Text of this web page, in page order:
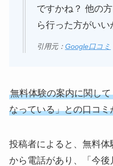
ですかね？ 他の
ら行った方がいい
引用元： Google口コミ
無料体験の案内に関し
なっている」との口コ
投稿者によると、無料
から電話があり、「今